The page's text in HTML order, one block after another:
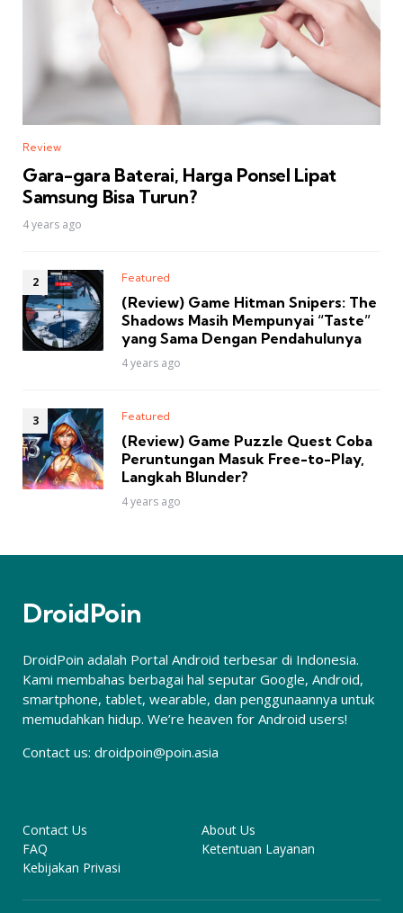
Review
Gara-gara Baterai, Harga Ponsel Lipat
Samsung Bisa Turun?
4 years ago
Featured
(Review) Game Hitman Snipers: The
Shadows Masih Mempunyai “Taste”
yang Sama Dengan Pendahulunya
4 years ago
Featured
(Review) Game Puzzle Quest Coba
Peruntungan Masuk Free-to-Play,
Langkah Blunder?
4 years ago
DroidPoin
DroidPoin adalah Portal Android terbesar di Indonesia.
Kami membahas berbagai hal seputar Google, Android,
smartphone, tablet, wearable, dan penggunaannya untuk
memudahkan hidup. We’re heaven for Android users!
Contact us: droidpoin@poin.asia
Contact Us
About Us
FAQ
Ketentuan Layanan
Kebijakan Privasi